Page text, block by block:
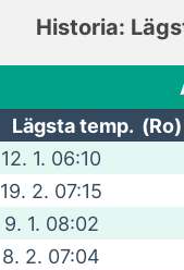
Historia:
Lägsta temp. (Ro)
12. 1. 06:10
19. 2. 07:15
9. 1. 08:02
8. 2. 07:04